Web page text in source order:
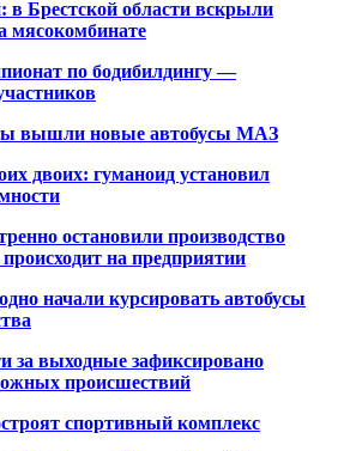
в Брестской области вскрыли
мясокомбинате
по бодибилдингу —
вышли новые автобусы МАЗ
двоих: гуманоид установил
остановили производство
на предприятии
начали курсировать автобусы
за выходные зафиксировано
происшествий
спортивный комплекс